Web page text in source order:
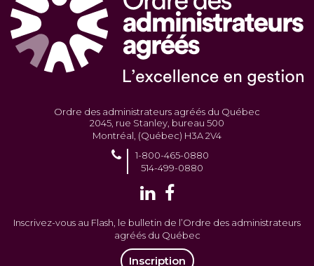
Ordre des administrateurs agréés du Québec
2045, rue Stanley, bureau 500
Montréal, (Québec) H3A 2V4
1-800-465-0880
514-499-0880
Inscrivez-vous au Flash, le bulletin de l’Ordre des administrateurs
agréés du Québec
Inscription